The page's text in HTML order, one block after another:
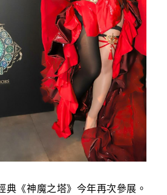
典《神魔之塔》今年再次參展。